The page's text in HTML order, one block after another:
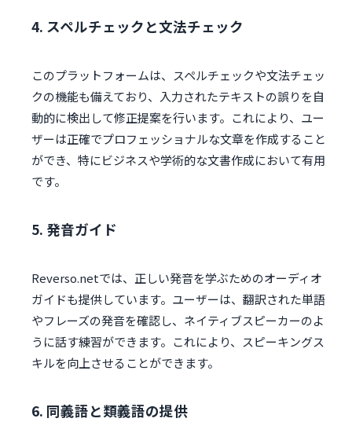
4. スペルチェックと文法チェック
このプラットフォームは、スペルチェックや文法チェッ
クの機能も備えており、入力されたテキストの誤りを自
動的に検出して修正提案を行います。これにより、ユー
ザーは正確でプロフェッショナルな文章を作成すること
ができ、特にビジネスや学術的な文書作成において有用
です。
5. 発音ガイド
Reverso.netでは、正しい発音を学ぶためのオーディオ
ガイドも提供しています。ユーザーは、翻訳された単語
やフレーズの発音を確認し、ネイティブスピーカーのよ
うに話す練習ができます。これにより、スピーキングス
キルを向上させることができます。
6. 同義語と類義語の提供